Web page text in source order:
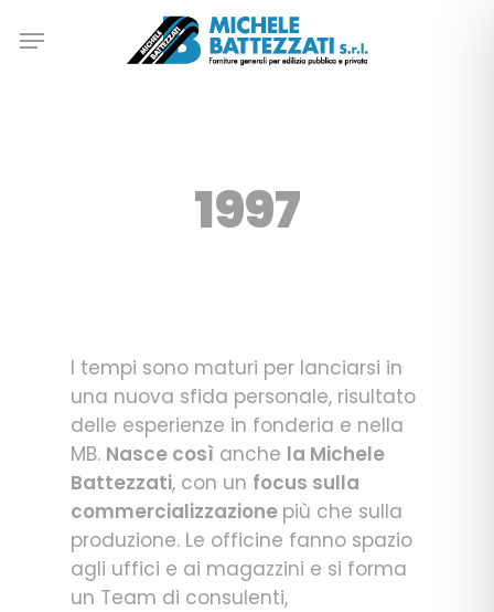
Menu
1997
I tempi sono maturi per lanciarsi in
una nuova sfida personale, risultato
delle esperienze in fonderia e nella
MB. Nasce così anche la Michele
Battezzati, con un focus sulla
commercializzazione più che sulla
produzione. Le officine fanno spazio
agli uffici e ai magazzini e si forma
un Team di consulenti,